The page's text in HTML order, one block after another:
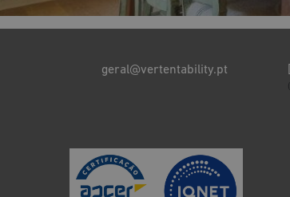
geral@vertentability.pt